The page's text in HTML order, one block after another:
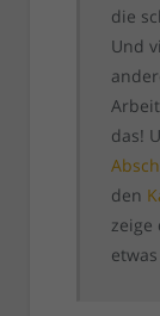
die
Und
das!
den
zeige